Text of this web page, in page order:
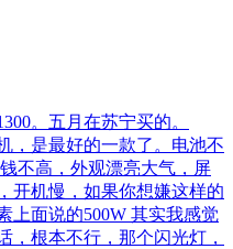
。五月在苏宁买的。
，是最好的一款了。电池不
不高，外观漂亮大气，屏
开机慢，如果你想嫌这样的
上面说的500W 其实我感觉
，根本不行，那个闪光灯，